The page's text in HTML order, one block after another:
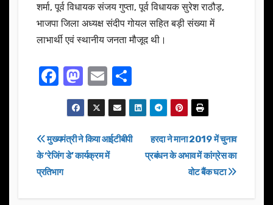
शर्मा, पूर्व विधायक संजय गुप्ता, पूर्व विधायक सुरेश राठौड़,
भाजपा जिला अध्यक्ष संदीप गोयल सहित बड़ी संख्या में
लाभार्थी एवं स्थानीय जनता मौजूद थी।
F
a
c
e
b
o
o
M
a
st
o
d
n
E
m
ail
h
ar
e
Post
navigation
हरदा ने माना 2019 में चुनाव
प्रबंधन के अभाव में कांग्रेस का
वोट बैंक घटा
मुख्यमंत्री ने किया आईटीबीपी
के ‘रेजिंग डे’ कार्यक्रम में
प्रतिभाग